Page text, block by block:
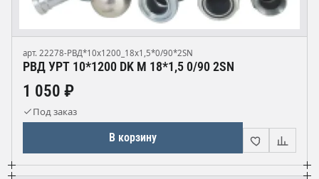
арт. 22278-РВД*10х1200_18х1,5*0/90*2SN
РВД УРТ 10*1200 DK М 18*1,5 0/90 2SN
1 050 ₽
Под заказ
В корзину